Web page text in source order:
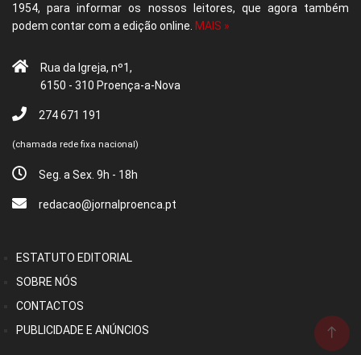
1954, para informar os nossos leitores, que agora também
podem contar com a edição online. MAIS »
Rua da Igreja, nº1,
6150 - 310 Proença-a-Nova
274 671 191
(chamada rede fixa nacional)
Seg. a Sex. 9h - 18h
redacao@jornalproenca.pt
ESTATUTO EDITORIAL
SOBRE NÓS
CONTACTOS
PUBLICIDADE E ANÚNCIOS